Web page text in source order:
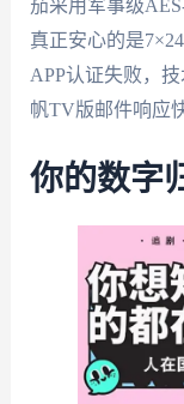
茄采用军事级
真正安心的是
APP认证失败，
帆TV版邮件响应
你的数字